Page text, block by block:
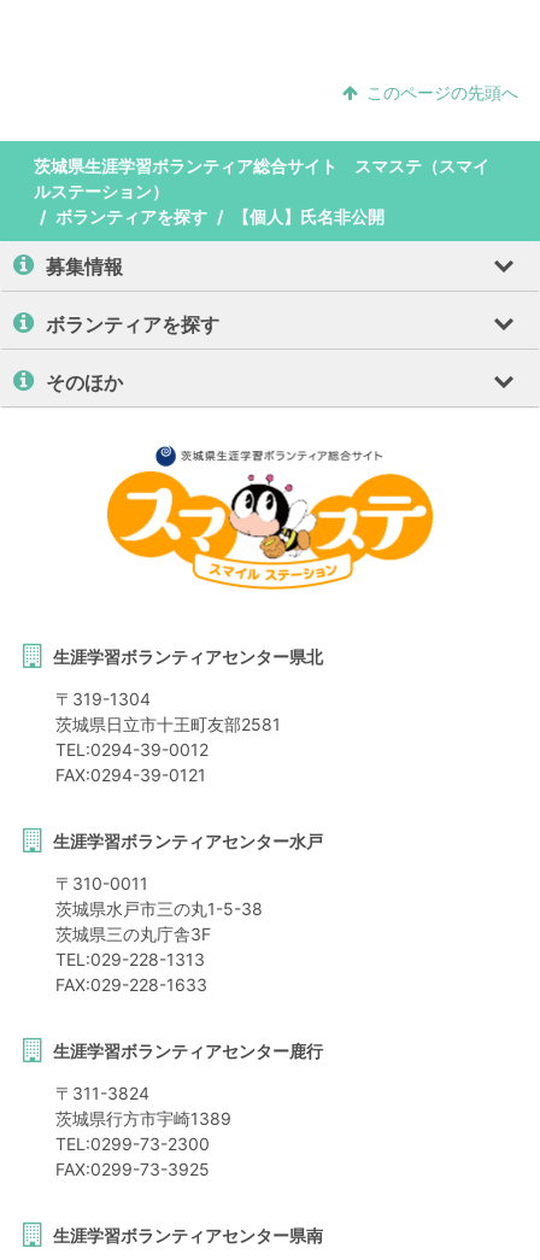
このページの先頭へ
茨城県生涯学習ボランティア総合サイト スマステ（スマイ
ルステーション）
ボランティアを探す
【個人】氏名非公開
募集情報
ボランティアを探す
そのほか
生涯学習ボランティアセンター県北
〒 319-1304
茨城県日立市十王町友部2581
TEL:0294-39-0012
FAX:0294-39-0121
生涯学習ボランティアセンター水戸
〒 310-0011
茨城県水戸市三の丸1-5-38
茨城県三の丸庁舎3F
TEL:029-228-1313
FAX:029-228-1633
生涯学習ボランティアセンター鹿行
〒 311-3824
茨城県行方市宇崎1389
TEL:0299-73-2300
FAX:0299-73-3925
生涯学習ボランティアセンター県南